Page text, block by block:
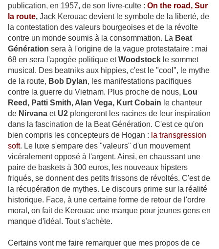
publication, en 1957, de son livre-culte : On the road, Sur
la route, Jack Kerouac devient le symbole de la liberté, de
la contestation des valeurs bourgeoises et de la révolte
contre un monde soumis à la consommation. La Beat
Génération sera à l'origine de la vague protestataire : mai
68 en sera l'apogée politique etWoodstock le sommet
musical. Des beatniks aux hippies, c'est le "cool", le mythe
de la route, Bob Dylan, les manifestations pacifiques
contre la guerre du Vietnam. Plus proche de nous, Lou
Reed, Patti Smith, Alan Vega, Kurt Cobain le chanteur
de Nirvana et U2 plongeront les racines de leur inspiration
dans la fascination de la Beat Génération. C'est ce qu'on
bien compris les concepteurs de Hogan : la transgression
soft. Le luxe s'empare des "valeurs" d'un mouvement
vicéralement opposé à l'argent. Ainsi, en chaussant une
paire de baskets à 300 euros, les nouveaux hipsters
friqués, se donnent des petits frissons de révoltés. C'est de
la récupération de mythes. Le discours prime sur la réalité
historique. Face, à une certaine forme de retour de l'ordre
moral, on fait de Kerouac une marque pour jeunes gens en
manque d'idéal. Tout s'achète.
Certains vont me faire remarquer que mes propos de ce